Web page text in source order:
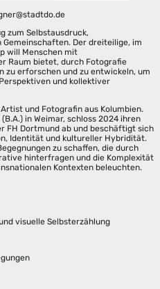
zum Selbstausdruck,
Der dreiteilige, im
will Menschen mit
Raum bietet, durch Fotografie
zu erforschen und zu entwickeln, um
und kollektiver
und Fotografin aus Kolumbien.
in Weimar, schloss 2024 ihren
FH Dortmund ab und beschäftigt sich
Identität und kultureller Hybridität.
zu schaffen, die durch
hinterfragen und die Komplexität
Kontexten beleuchten.
visuelle Selbsterzählung